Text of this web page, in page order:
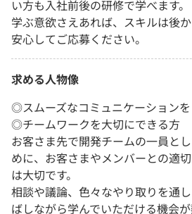
い方も入社前後の研修で学べます。
学ぶ意欲さえあれば、スキルは後
安心してご応募ください。
求める人物像
◎スムーズなコミュニケーション
◎チームワークを大切にできる方
お客さま先で開発チームの一員と
めに、お客さまやメンバーとの適
は大切です。
相談や議論、色々なやり取りを通
ばしながら学んでいただける機会が